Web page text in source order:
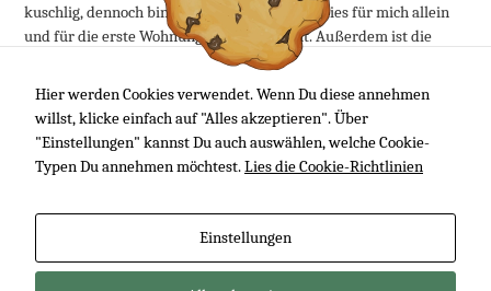
kuschlig, dennoch bin ich der Meinung, dass dies für mich allein
und für die erste Wohnungleicht
ausreicht. Außerdem ist die
Wohnung in Bahnhofsnähe. Super! Die Wohnung befindet sich
außerdem in einem ruhigem Wohnpark und ist recht neu. Gebaut
wurden die Wohnungen 2010, glaube ich. Unten habe ich euch mal
eine Photo Sphere eingebunden, die ich bei Google Maps gefunden
habe. Gefällt mir. 😎
Artikel lesen
Hier werden Cookies verwendet. Wenn Du diese annehmen
willst, klicke einfach auf "Alles akzeptieren". Über
"Einstellungen" kannst Du auch auswählen, welche Cookie-
Typen Du annehmen möchtest.Lies die Cookie-Richtlinien
Einstellungen